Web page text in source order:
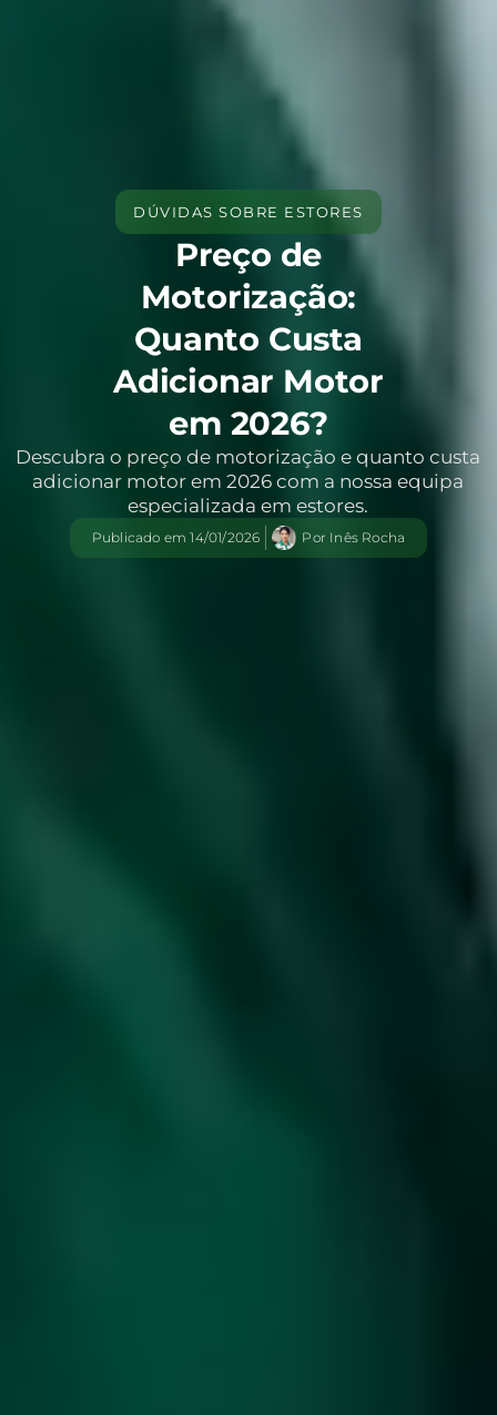
DÚVIDAS SOBRE ESTORES
Preço de
Motorização:
Quanto Custa
Adicionar Motor
em 2026?
Descubra o preço de motorização e quanto custa
adicionar motor em 2026 com a nossa equipa
especializada em estores.
Publicado em14/01/2026 Por Inês Rocha